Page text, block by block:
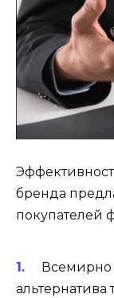
бренда
покупателей